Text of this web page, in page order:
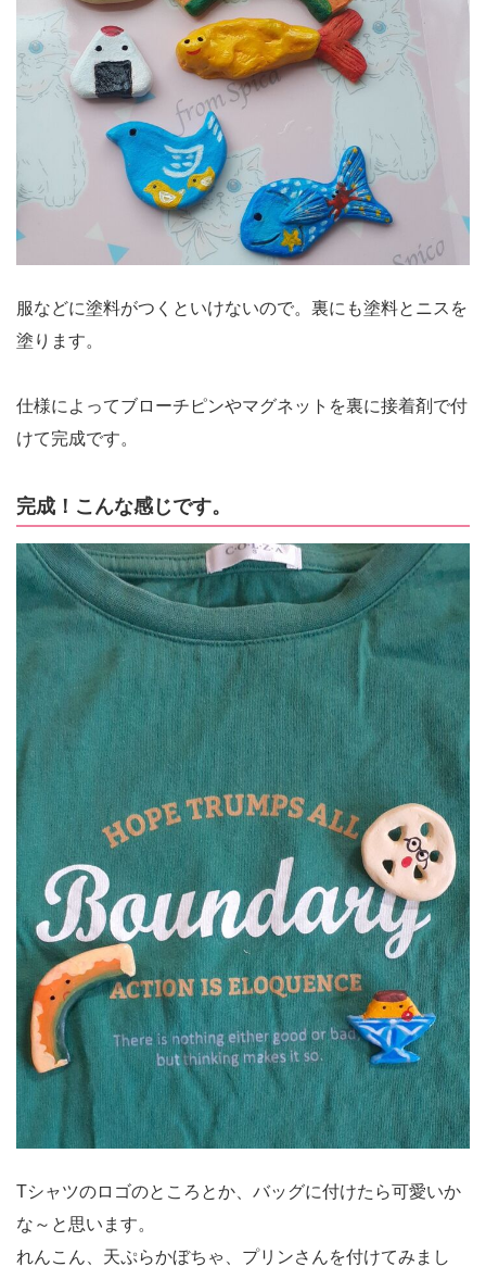
服などに塗料がつくといけないので。裏にも塗料とニスを
塗ります。
仕様によってブローチピンやマグネットを裏に接着剤で付
けて完成です。
完成！こんな感じです。
Tシャツのロゴのところとか、バッグに付けたら可愛いか
な～と思います。
れんこん、天ぷらかぼちゃ、プリンさんを付けてみまし